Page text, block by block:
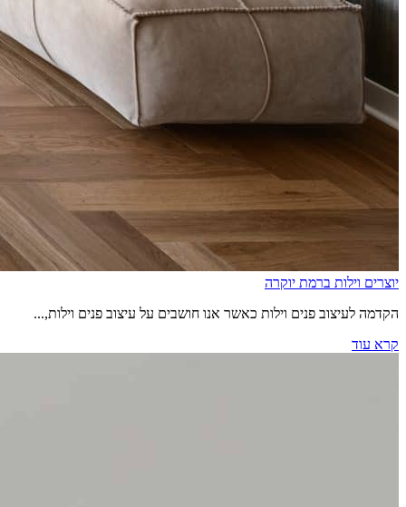
יוצרים וילות ברמת יוקרה
הקדמה לעיצוב פנים וילות כאשר אנו חושבים על עיצוב פנים וילות,...
קרא עוד